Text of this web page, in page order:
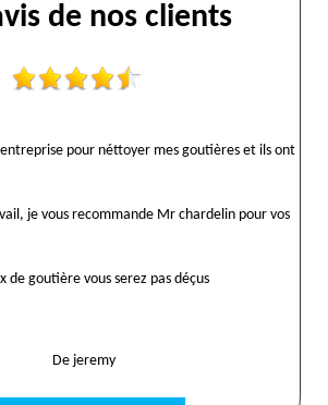
de nos clients
pour néttoyer mes goutières et ils ont
je vous recommande Mr chardelin pour vos
de goutière vous serez pas déçus
De jeremy